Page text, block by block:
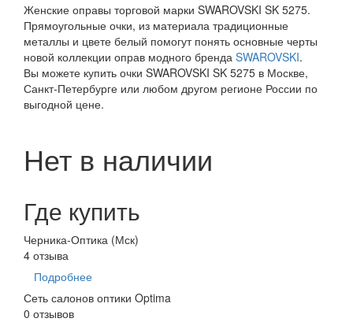
Женские оправы торговой марки SWAROVSKI SK 5275.
Прямоугольные очки, из материала традиционные
металлы и цвете белый помогут понять основные черты
новой коллекции оправ модного бренда SWAROVSKI.
Вы можете купить очки SWAROVSKI SK 5275 в Москве,
Санкт-Петербурге или любом другом регионе России по
выгодной цене.
Нет в наличии
Где купить
Черника-Оптика (Мск)
4 отзыва
Подробнее
Сеть салонов оптики Optima
0 отзывов